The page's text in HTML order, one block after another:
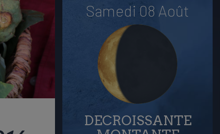
Samedi 08 Août
DECROISSANTE